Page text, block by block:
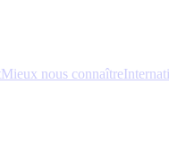
Mieux nous connaître